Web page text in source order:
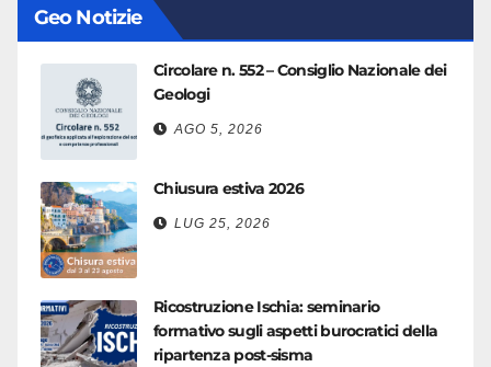
Geo Notizie
Circolare n. 552 – Consiglio Nazionale dei
Geologi
AGO 5, 2026
Chiusura estiva 2026
LUG 25, 2026
Ricostruzione Ischia: seminario
formativo sugli aspetti burocratici della
ripartenza post-sisma